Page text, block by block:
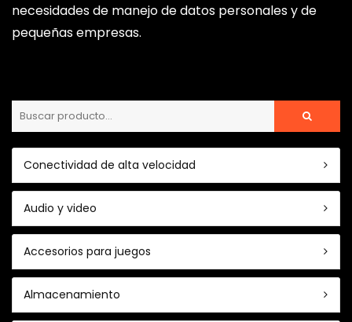
necesidades de manejo de datos personales y de
pequeñas empresas.
Conectividad de alta velocidad
Audio y video
Accesorios para juegos
Almacenamiento